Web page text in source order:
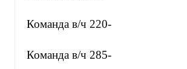
Команда в/ч 220-
Команда в/ч 285-